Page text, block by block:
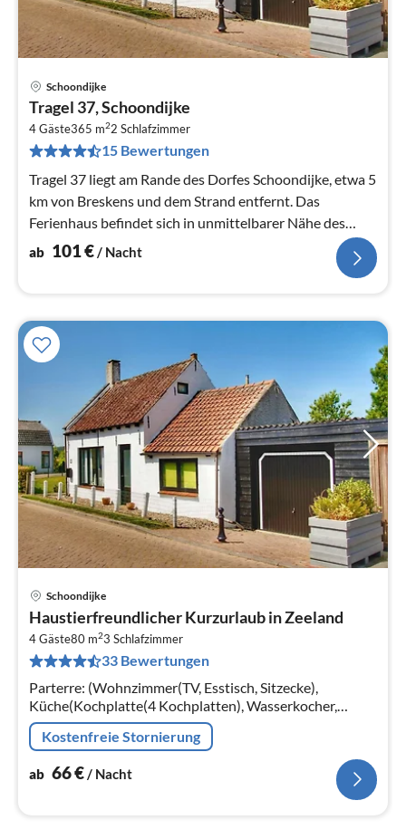
Schoondijke
Tragel 37, Schoondijke
4 Gäste365 m22 Schlafzimmer
15 Bewertungen
Tragel 37 liegt am Rande des Dorfes Schoondijke, etwa 5
km von Breskens und dem Strand entfernt. Das
Ferienhaus befindet sich in unmittelbarer Nähe des
Radwegenetzes
ab 101€/ Nacht
Schoondijke
Haustierfreundlicher Kurzurlaub in Zeeland
4 Gäste80 m23 Schlafzimmer
33 Bewertungen
Parterre: (Wohnzimmer(TV, Esstisch, Sitzecke),
Küche(Kochplatte(4 Kochplatten), Wasserkocher,
Toaster, Kaffeemaschine(Filter)
Kostenfreie Stornierung
ab 66€/ Nacht